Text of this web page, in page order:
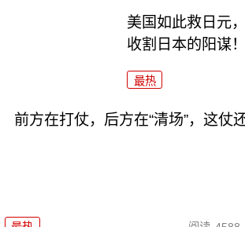
美国如此救日元
收割日本的阳谋！
最热
前方在打仗，后方在“清场”，这仗